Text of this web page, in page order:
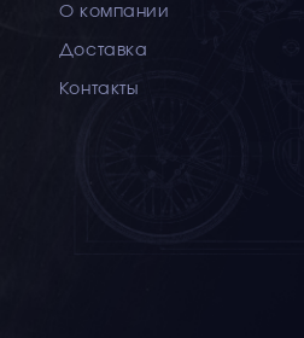
О компании
Доставка
Контакты